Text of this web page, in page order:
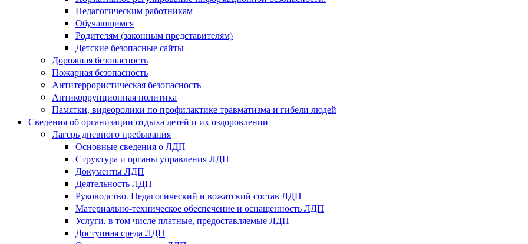
Педагогическим работникам
Обучающимся
Родителям (законным представителям)
Детские безопасные сайты
Дорожная безопасность
Пожарная безопасность
Антитеррористическая безопасность
Антикоррупционная политика
Памятки, видеоролики по профилактике травматизма и гибели людей
Сведения об организации отдыха детей и их оздоровлении
Лагерь дневного пребывания
Основные сведения о ЛДП
Структура и органы управления ЛДП
Документы ЛДП
Деятельность ЛДП
Руководство. Педагогический и вожатский состав ЛДП
Материально-техническое обеспечение и оснащенность ЛДП
Услуги, в том числе платные, предоставляемые ЛДП
Доступная среда ЛДП